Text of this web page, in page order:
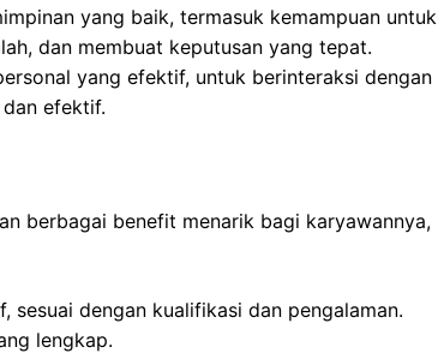
yang baik, termasuk kemampuan untuk
dan membuat keputusan yang tepat.
yang efektif, untuk berinteraksi dengan
efektif.
berbagai benefit menarik bagi karyawannya,
sesuai dengan kualifikasi dan pengalaman.
lengkap.